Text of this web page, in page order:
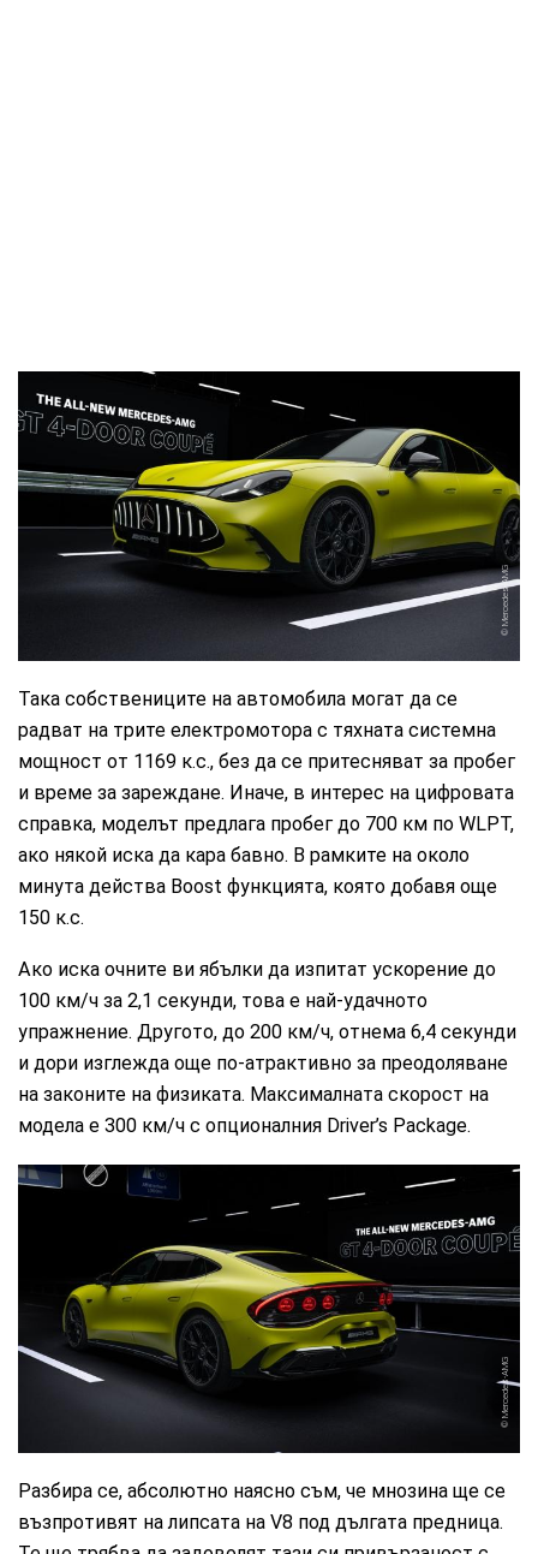
Mercedes-AMG
Така собствениците на автомобила могат да се
радват на трите електромотора с тяхната системна
мощност от 1169 к.с., без да се притесняват за пробег
и време за зареждане. Иначе, в интерес на цифровата
справка, моделът предлага пробег до 700 км по WLPT,
ако някой иска да кара бавно. В рамките на около
минута действа Boost функцията, която добавя още
150 к.с.
Ако иска очните ви ябълки да изпитат ускорение до
100 км/ч за 2,1 секунди, това е най-удачното
упражнение. Другото, до 200 км/ч, отнема 6,4 секунди
и дори изглежда още по-атрактивно за преодоляване
на законите на физиката. Максималната скорост на
модела е 300 км/ч с опционалния Driver’s Package.
Mercedes-AMG
Разбира се, абсолютно наясно съм, че мнозина ще се
възпротивят на липсата на V8 под дългата предница.